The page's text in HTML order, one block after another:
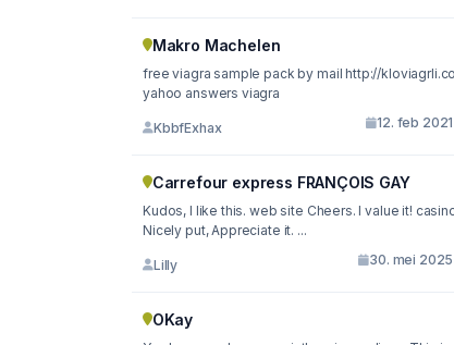
Makro Machelen
free viagra sample pack by mail http://
yahoo answers viagra
KbbfExhax 12. feb
Carrefour express FRANÇOIS GAY
Kudos, I like this. web site Cheers. I value it!
Nicely put, Appreciate it. ...
Lilly 30. mei
OKay